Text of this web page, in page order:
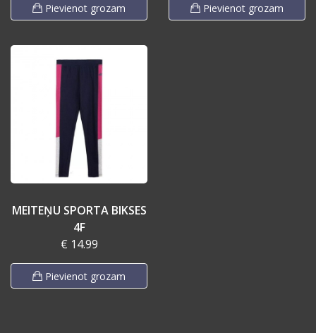
Pievienot grozam Pievienot grozam
MEITEŅU SPORTA BIKSES
4F
€ 14.99
Pievienot grozam